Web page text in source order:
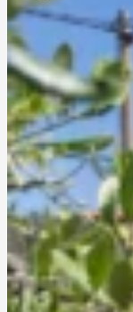
ARRIVO
Il giorno
il ritiro
In caso di
l’alloggio
motivo il
serata o di
insieme ai